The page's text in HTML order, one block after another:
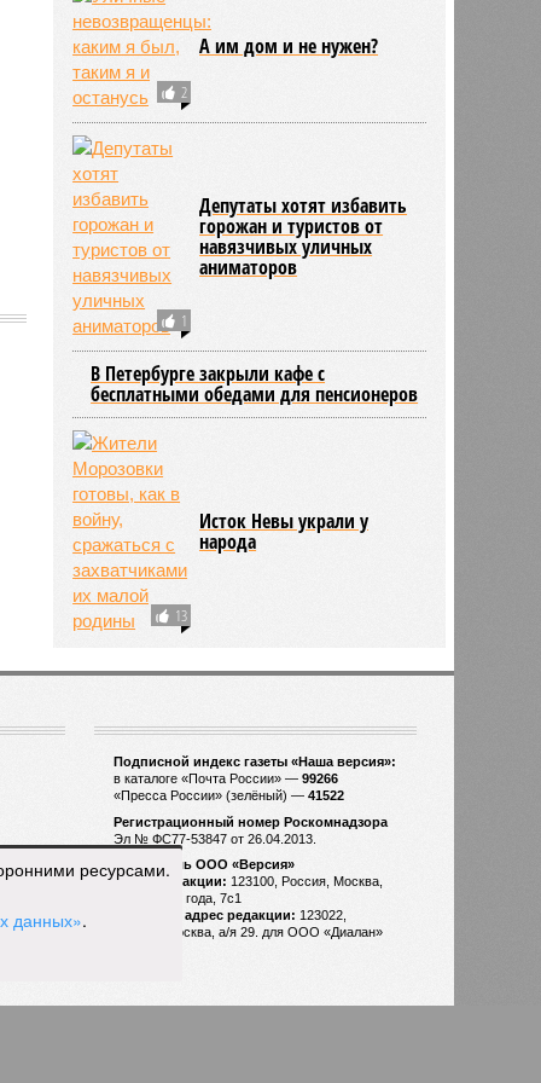
2
А им дом и не нужен?
1
Депутаты хотят избавить
горожан и туристов от
навязчивых уличных
аниматоров
В Петербурге закрыли кафе с
бесплатными обедами для пенсионеров
13
Исток Невы украли у
народа
ресурсами.
данных».